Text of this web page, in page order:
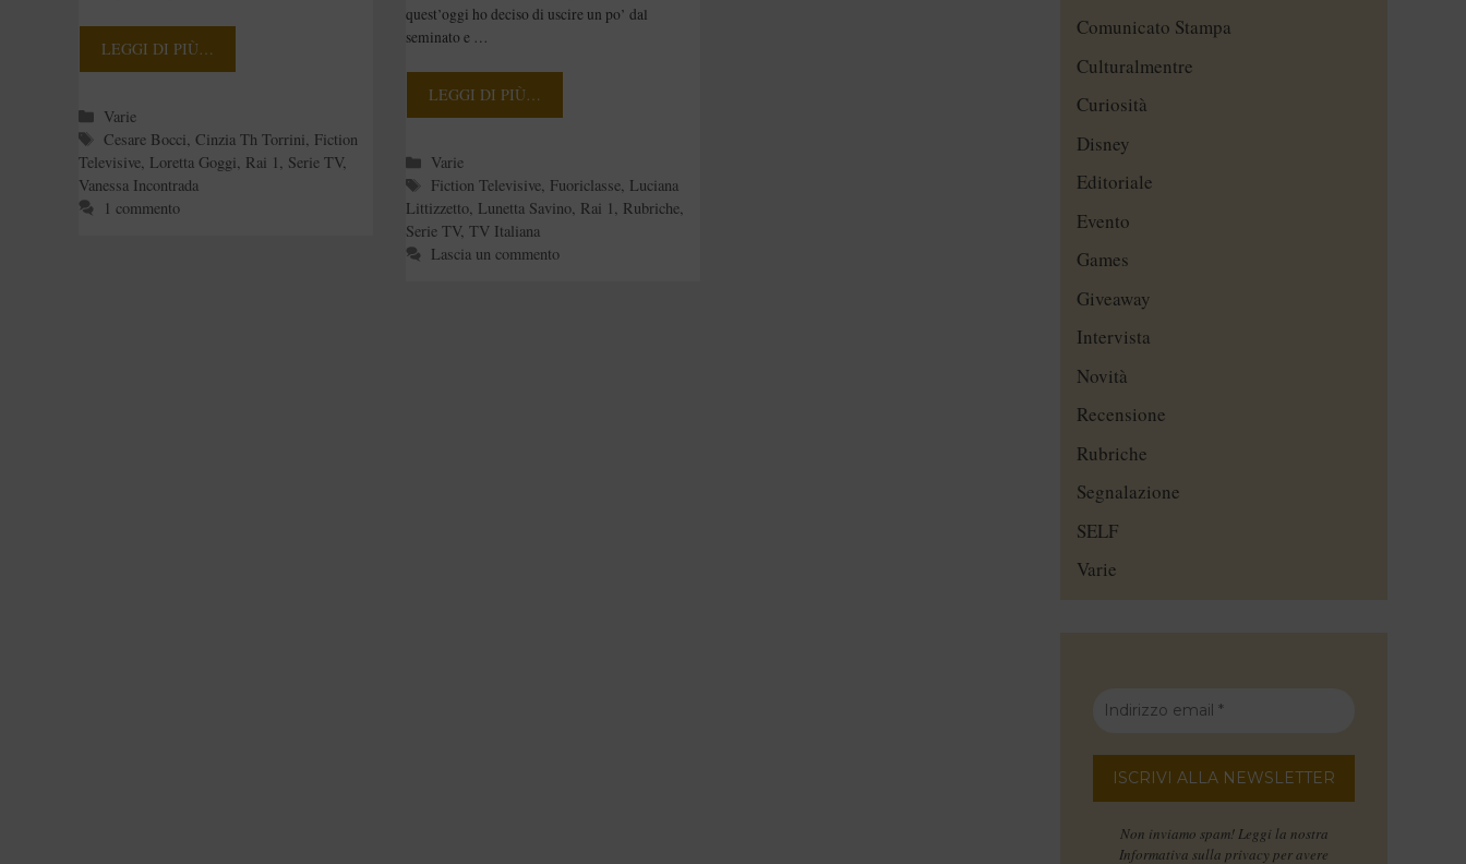
LEGGI DI PIÙ…
Categorie
Varie
Tag
Cesare Bocci,Cinzia Th Torrini, Fiction
Televisive, Loretta Goggi, Rai 1, Serie TV,
Vanessa Incontrada
1 commento
quest’oggi ho deciso di uscire un po’ dal
seminato e …
LEGGI DI PIÙ…
Categorie
Varie
Tag
Fiction Televisive, Fuoriclasse, Luciana
Littizzetto, Lunetta Savino, Rai 1, Rubriche,
Serie TV, TV Italiana
Lascia un commento
Comunicato Stampa
Culturalmentre
Curiosità
Disney
Editoriale
Evento
Games
Giveaway
Intervista
Novità
Recensione
Rubriche
Segnalazione
SELF
Varie
Non inviamo spam! Leggi la nostra
Informativa sulla privacy per avere